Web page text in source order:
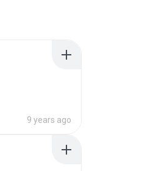
9 years ago